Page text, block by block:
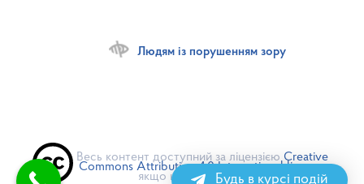
Людям із порушенням зору
Весь контент доступний за ліцензією Creative
Commons Attribution 4.0 International license,
якщо не зазначено іншеБудь в курсі подій